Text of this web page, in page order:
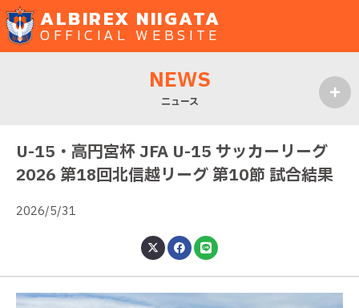
ALBIREX NIIGATA
OFFICIAL WEBSITE
NEWS
ニュース
U-15・高円宮杯 JFA U-15 サッカーリーグ
2026 第18回北信越リーグ 第10節 試合結果
2026/5/31